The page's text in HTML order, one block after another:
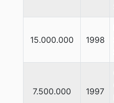
15.000.000 1998
7.500.000 1997